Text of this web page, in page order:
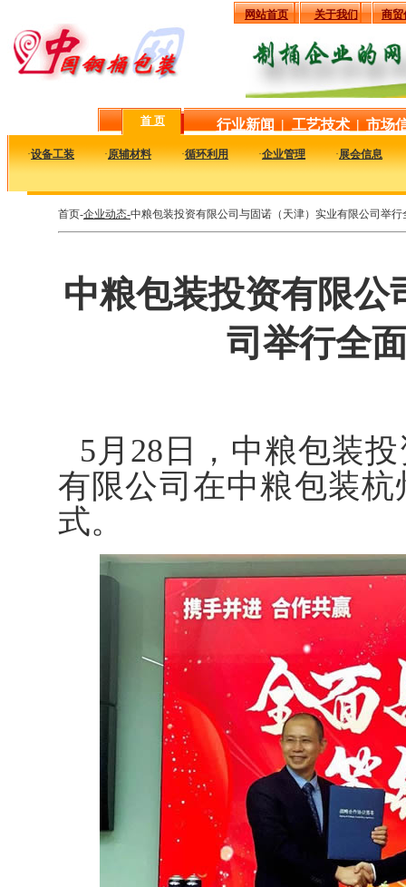
网站首页 关于我们 商贸
首 页 行业新闻 | 工艺技术 | 市场
·设备工装 ·原辅材料 ·循环利用 ·企业管理 ·展会信息
首页-企业动态-中粮包装投资有限公司与固诺（天津）实业有限公司举
中粮包装投资有限公
司举行全
5月28日，中粮包装
有限公司在中粮包装
式。